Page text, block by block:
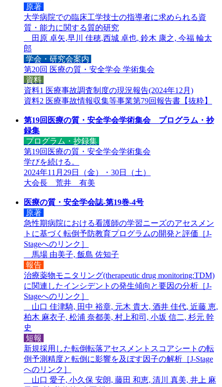
原著
大学病院での臨床工学技士の指導者に求められる資
質・能力に関する質的研究
田原 卓矢,早川 佳穂,西城 卓也, 鈴木 康之, 今福 輪太
郎
学会・研究会案内
第20回 医療の質・安全学会 学術集会
資料
資料1 医療事故調査制度の現況報告(2024年12月)
資料2 医療事故情報収集等事業第79回報告書【抜粋】
第19回医療の質・安全学会学術集会 プログラム・抄
録集
プログラム・抄録集
第19回医療の質・安全学会学術集会
学びを続ける。
2024年11月29日（金）・30日（土）
大会長 荒井 有美
医療の質・安全学会誌-第19巻-4号
原著
急性期病院における看護師の学習ニーズのアセスメン
トに基づく転倒予防教育プログラムの開発と評価［J-
Stageへのリンク ］
馬場 由美子, 飯島 佐知子
報告
治療薬物モニタリング(therapeutic drug monitoring:TDM)
に関連したインシデントの発生傾向と要因の分析［J-
Stageへのリンク ］
山口 佳津騎, 田中 裕章, 元木 貴大, 酒井 佳代, 近藤 恵,
柏木 麻衣子, 松浦 奈都美, 村上和司, 小坂 信二, 杉元 幹
史
短報
新規採用した転倒転落アセスメントスコアシートの転
倒予測精度と転倒に影響を及ぼす因子の解析［J-Stage
へのリンク ］
山口 愛子, 小久保 安朗, 藤田 和恵, 清川 真美, 井上 麻